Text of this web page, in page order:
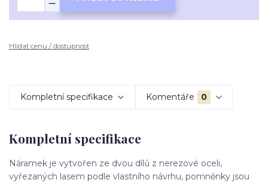
Hlídat cenu / dostupnost
Kompletní specifikace Komentáře 0
Kompletní specifikace
Náramek je vytvořen ze dvou dílů z nerezové oceli,
vyřezaných lasem podle vlastního návrhu, pomněnky jsou